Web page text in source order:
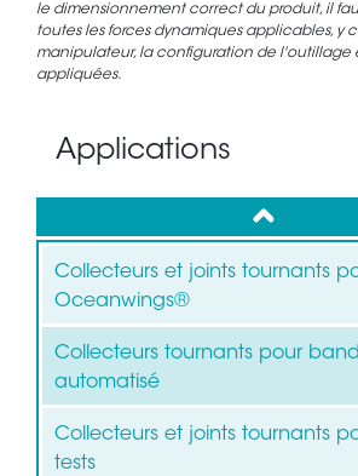
le dimensionnement correct du produit, il
toutes les forces dynamiques applicables, y
manipulateur, la configuration de l'outillage
appliquées.
Applications
up
Collecteurs et joints tournants
Oceanwings®
Collecteurs tournants pour
automatisé
Collecteurs et joints tournants
tests